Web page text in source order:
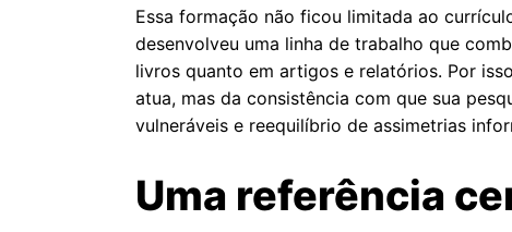
Essa formação não ficou limitada ao
desenvolveu uma linha de trabalho que
livros quanto em artigos e relatórios. Por
atua, mas da consistência com que sua
vulneráveis e reequilíbrio de assimetrias
Uma referência